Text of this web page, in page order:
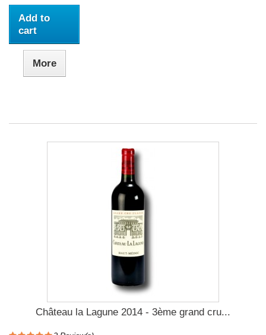
Add to
cart
More
Château la Lagune 2014 - 3ème grand cru...